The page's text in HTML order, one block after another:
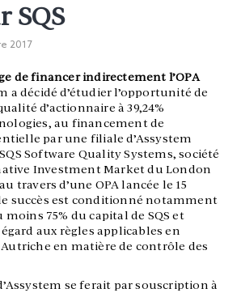
SQS
2017
de financer indirectement l’OPA
a décidé d’étudier l’opportunité de
d’actionnaire à 39,24%
au financement de
par une filiale d’Assystem
Software Quality Systems, société
Investment Market du London
travers d’une OPA lancée le 15
succès est conditionné notamment
moins 75% du capital de SQS et
aux règles applicables en
en matière de contrôle des
se ferait par souscription à